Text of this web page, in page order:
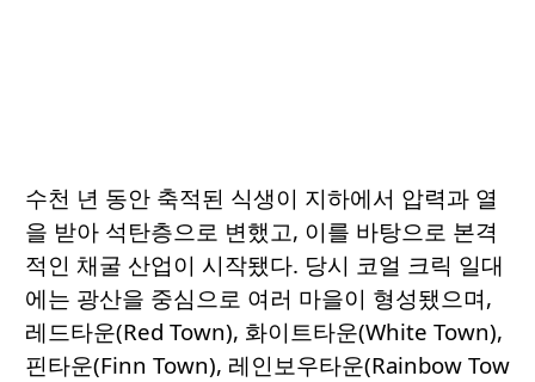
수천 년 동안 축적된 식생이 지하에서 압력과 열
을 받아 석탄층으로 변했고, 이를 바탕으로 본격
적인 채굴 산업이 시작됐다. 당시 코얼 크릭 일대
에는 광산을 중심으로 여러 마을이 형성됐으며,
레드타운(Red Town), 화이트타운(White Town),
핀타운(Finn Town), 레인보우타운(Rainbow Tow